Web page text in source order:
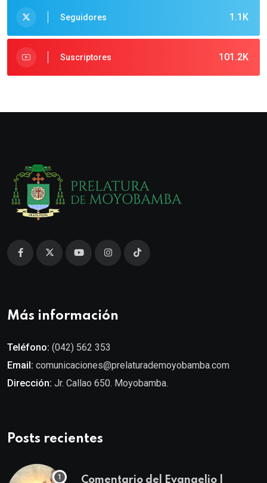
1.1K
Seguidores
101.2K
Suscriptores
Más información
Teléfono: (042) 562 353
Email: comunicaciones@prelaturademoyobamba.com
Dirección: Jr. Callao 650. Moyobamba.
Posts recientes
Comentario del Evangelio |